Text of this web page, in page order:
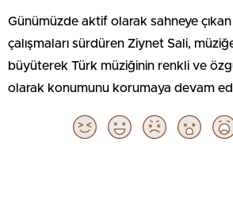
Günümüzde aktif olarak sahneye
çalışmaları sürdüren Ziynet Sali,
büyüterek Türk müziğinin renkli ve
olarak konumunu korumaya devam